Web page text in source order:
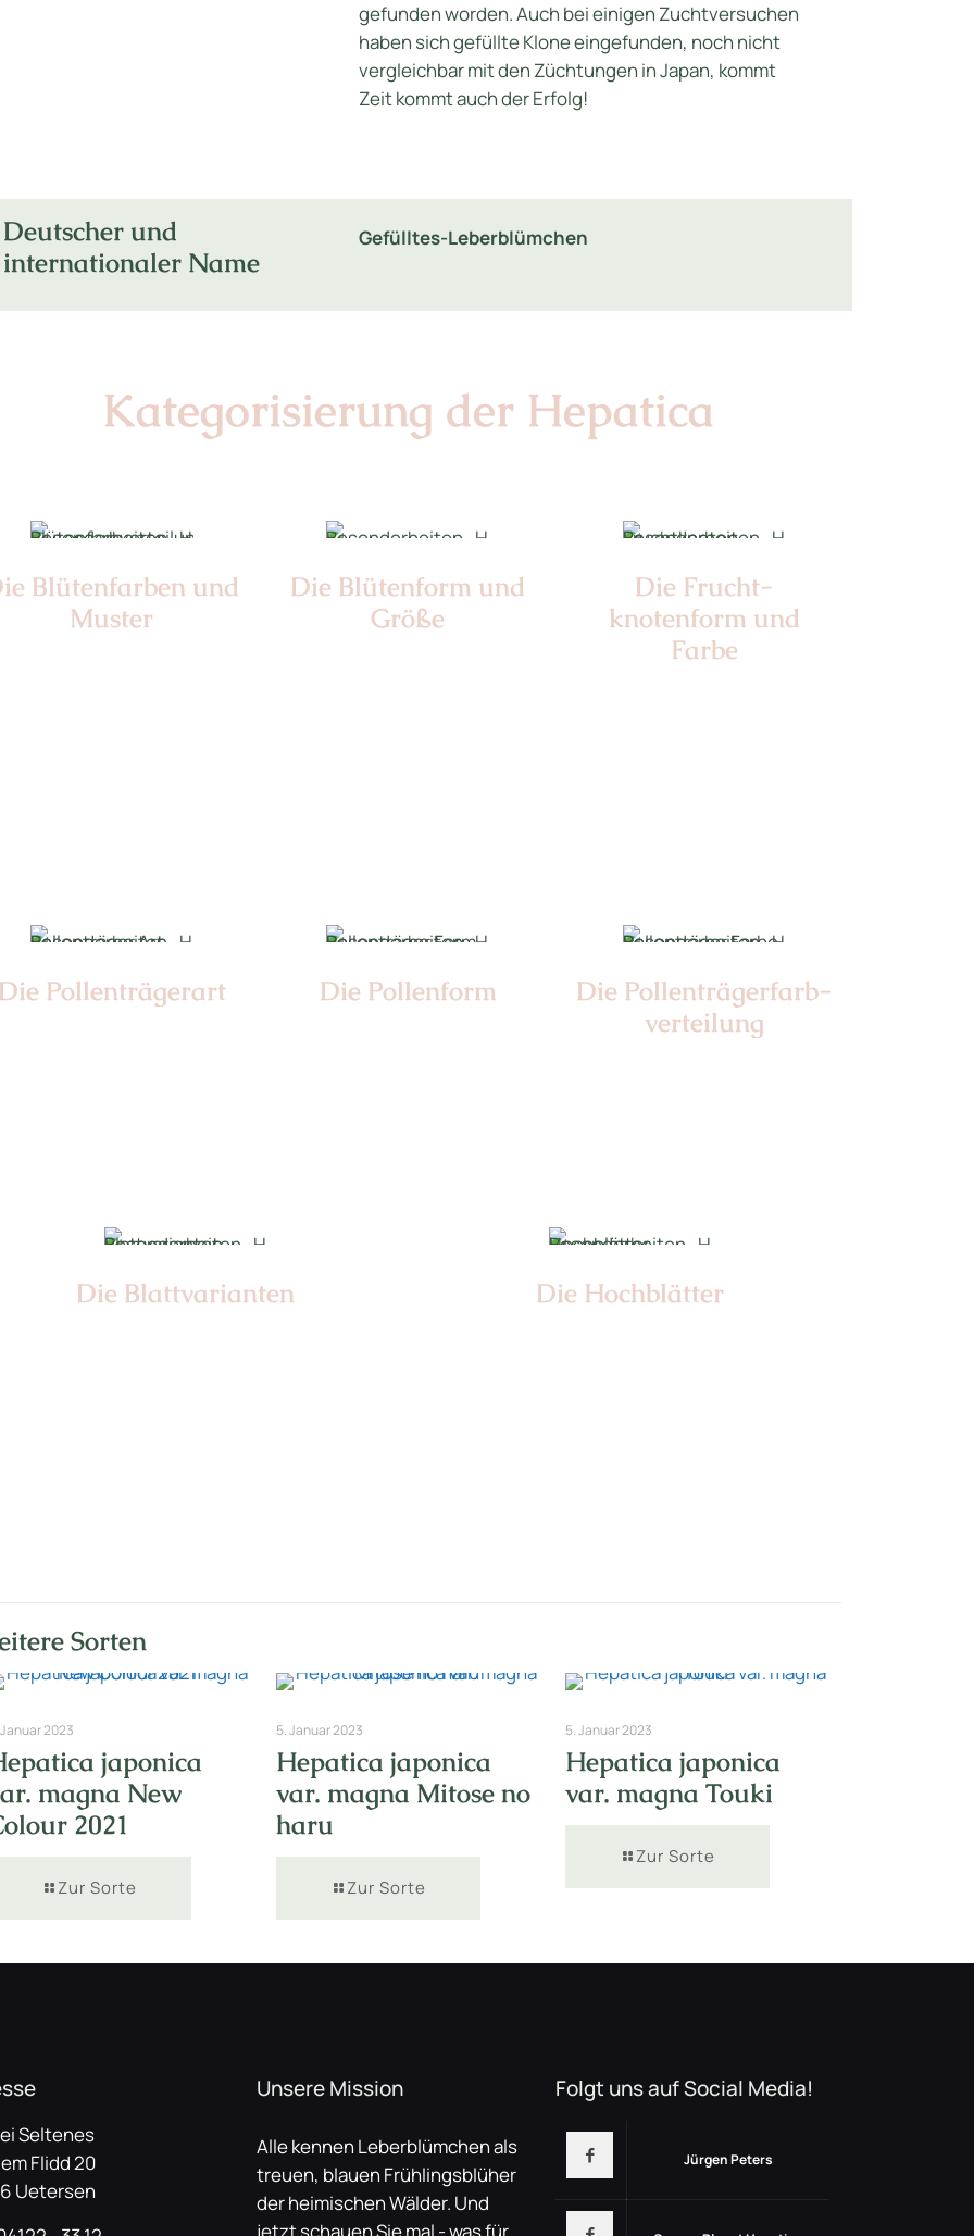
gefunden worden. Auch bei einigen Zuchtversuchen
haben sich gefüllte Klone eingefunden, noch nicht
vergleichbar mit den Züchtungen in Japan, kommt
Zeit kommt auch der Erfolg!
Deutscher und
internationaler Name
Gefülltes-Leberblümchen
Kategorisierung der Hepatica
Blüten­farben und
Muster
Die Blüten­form und
Größe
Die Frucht­
knotenform und
Farbe
Pollen­trägerart Die Pollen­form
Die Pollen­trägerfarb­
verteilung
Die Blattvarianten Die Hochblätter
Sorten
2023
japonica
magna New
2021
Zur Sorte
5. Januar 2023
Hepatica japonica
var. magna Mitose no
haru
Zur Sorte
5. Januar 2023
Hepatica japonica
var. magna Touki
Zur Sorte
Seltenes
Flidd 20
Uetersen
Unsere Mission
Alle kennen Leberblümchen als
treuen, blauen Frühlingsblüher
der heimischen Wälder. Und
jetzt schauen Sie mal - was für
Folgt uns auf Social Media!
Jürgen Peters